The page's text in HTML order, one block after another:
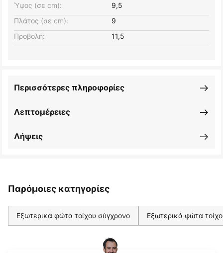
Πλάτος (σε cm): 9
Ύψος (σε cm): 9,5
Προβολή: 11,5
Λεπτομέρειες
Περισσότερες πληροφορίες
Λήψεις
Παρόμοιες κατηγορίες
Εξωτερικά φώτα τοίχου σύγχρονο Εξωτερικά φώτα